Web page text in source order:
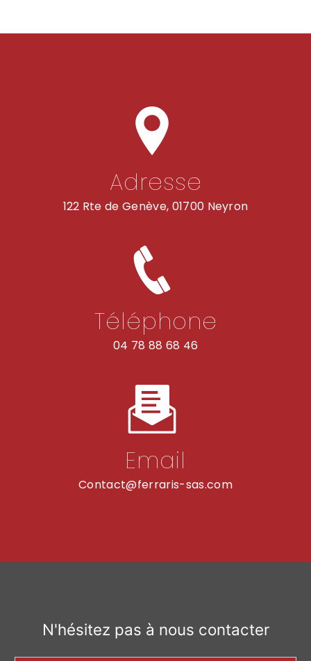
Adresse
122 Rte de Genève, 01700 Neyron
Téléphone
04 78 88 68 46
Email
contact@ferraris-sas.com
N'hésitez pas à nous contacter